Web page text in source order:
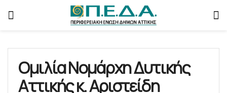
Ομιλία Νομάρχη Δυτικής
Αττικής κ. Αριστείδη